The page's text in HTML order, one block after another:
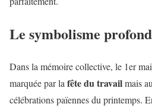
Le symbolisme
Dans la mémoire collective, le 1er
marquée par lafête du travailmais
célébrations païennes du printemps.